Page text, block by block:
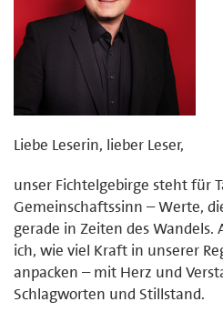
Liebe Leserin, lieber Leser,
unser Fichtelgebirge steht für
Gemeinschaftssinn – Werte,
gerade in Zeiten des Wandels.
ich, wie viel Kraft in unserer
anpacken – mit Herz und
Schlagworten und Stillstand.